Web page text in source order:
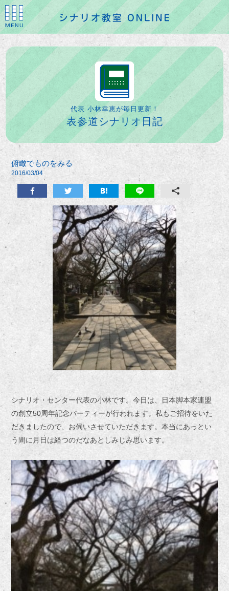
代表 小林幸恵が毎日更新！
表参道シナリオ日記
俯瞰でものをみる
2016/03/04
シナリオ・センター代表の小林です。今日は、日本脚本家連盟
の創立50周年記念パーティーが行われます。私もご招待をいた
だきましたので、お伺いさせていただきます。本当にあっとい
う間に月日は経つのだなあとしみじみ思います。